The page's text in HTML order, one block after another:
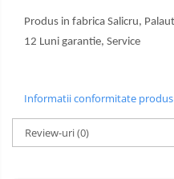
Produs in fabrica Salicru,
12 Luni garantie, Service
Informatii conformitate produs
Review-uri(0)